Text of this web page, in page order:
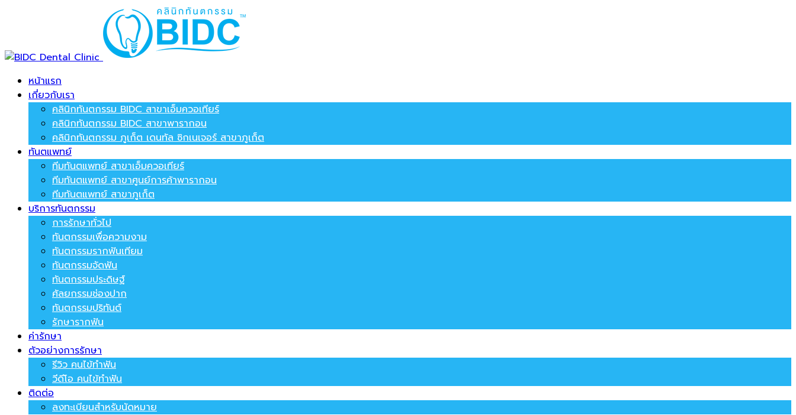
หน้าแรก
เกี่ยวกับเรา
คลินิกทันตกรรม BIDC สาขาเอ็มควอเทียร์
คลินิกทันตกรรม BIDC สาขาพารากอน
คลินิกทันตกรรม ภูเก็ต เดนทัล ซิกเนเจอร์ สาขาภูเก็ต
ทันตแพทย์
ทีมทันตแพทย์ สาขาเอ็มควอเทียร์
ทีมทันตแพทย์ สาขาศูนย์การค้าพารากอน
ทีมทันตแพทย์ สาขาภูเก็ต
บริการทันตกรรม
การรักษาทั่วไป
ทันตกรรมเพื่อความงาม
ทันตกรรมรากฟันเทียม
ทันตกรรมจัดฟัน
ทันตกรรมประดิษฐ์
ศัลยกรรมช่องปาก
ทันตกรรมปริทันต์
รักษารากฟัน
ค่ารักษา
ตัวอย่างการรักษา
รีวิว คนไข้ทำฟัน
วีดีโอ คนไข้ทำฟัน
ติดต่อ
ลงทะเบียนสำหรับนัดหมาย